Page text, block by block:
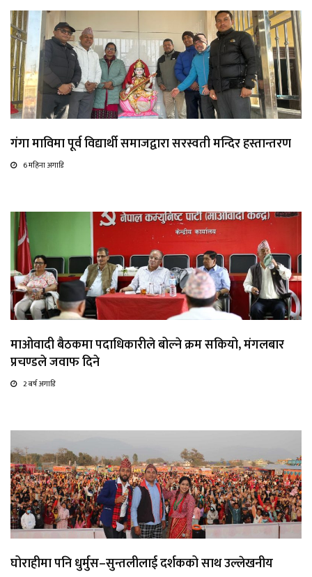
गंगा माविमा पूर्व विद्यार्थी समाजद्वारा सरस्वती मन्दिर हस्तान्तरण
6 महिना अगाडि
माओवादी बैठकमा पदाधिकारीले बोल्ने क्रम सकियो, मंगलबार
प्रचण्डले जवाफ दिने
2 बर्ष अगाडि
घोराहीमा पनि धुर्मुस–सुन्तलीलाई दर्शकको साथ उल्लेखनीय